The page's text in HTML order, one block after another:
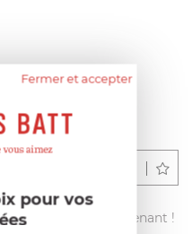
?
clients dès maintenant !
Fermer et accepter
pour vos